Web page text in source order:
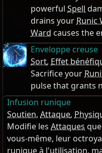
powerful Spell
drains your Runic
Ward causes the
Enveloppe creuse
Sort, Effet
Sacrifice your
pulse that grants
Infusion runique
Soutien, Attaque,
Modifie les Attaques
vous-même, leur
runiqueà l'utilisation,